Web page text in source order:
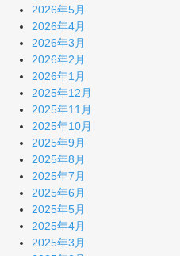
2026年5月
2026年4月
2026年3月
2026年2月
2026年1月
2025年12月
2025年11月
2025年10月
2025年9月
2025年8月
2025年7月
2025年6月
2025年5月
2025年4月
2025年3月